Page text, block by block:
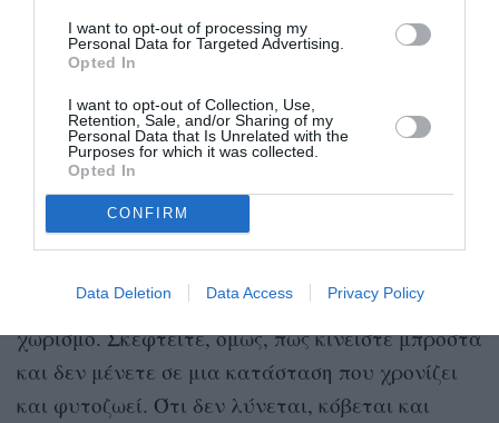
I want to opt-out of processing my
Personal Data for Targeted Advertising.
Opted In
I want to opt-out of Collection, Use,
Retention, Sale, and/or Sharing of my
Personal Data that Is Unrelated with the
Purposes for which it was collected.
Opted In
CONFIRM
Data Deletion Data Access Privacy Policy
ζωή σας.
Υδροχόος
Το σύμπαν σάς έχει βάλει στόχο. Με τον Άρη
στον Ταύρο περίμενε εντάσεις και καβγάδες στο
σπίτι και τη σχέση σας. Ειδικά από τις 12
Αυγούστου και μετά, όταν η Πανσέληνος και ο
ετοιμαστείτε για έναν επίπονο και οριστικό
χωρισμό. Σκεφτείτε, όμως, πως κινείστε μπροστά
και δεν μένετε σε μια κατάσταση που χρονίζει
και φυτοζωεί. Ότι δεν λύνεται, κόβεται και